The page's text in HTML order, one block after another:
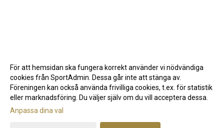
Gå till Webbversion
För att hemsidan ska fungera korrekt använder vi nödvändiga
cookies från SportAdmin. Dessa går inte att stänga av.
Föreningen kan också använda frivilliga cookies, t.ex. för statistik
eller marknadsföring. Du väljer själv om du vill acceptera dessa.
Anpassa dina val